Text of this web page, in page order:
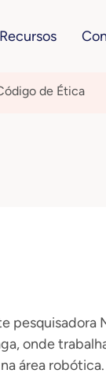
Recursos
de Ética
pesquisadora
onde
área